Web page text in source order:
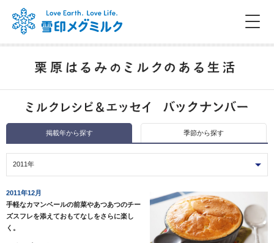
掲載年から探す 季節から探す
2011年
2011年12月
手軽なカマンベールの前菜やあつあつのチー
ズスフレを添えておもてなしをさらに楽し
く。